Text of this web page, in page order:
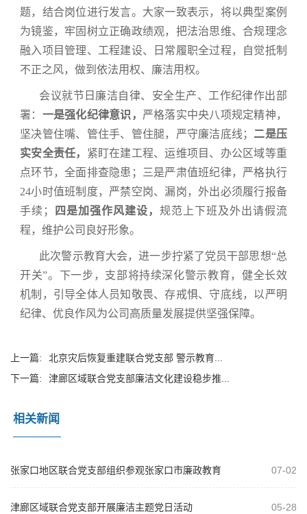
题，结合岗位进行发言。大家一致表示，将以典型案例
为镜鉴，牢固树立正确政绩观，把法治思维、合规理念
融入项目管理、工程建设、日常履职全过程，自觉抵制
不正之风，做到依法用权、廉洁用权。
会议就节日廉洁自律、安全生产、工作纪律作出部
署： 一是强化纪律意识， 严格落实中央八项规定精神，
坚决管住嘴、管住手、管住腿，严守廉洁底线； 二是压
实安全责任， 紧盯在建工程、运维项目、办公区域等重
点环节，全面排查隐患；三是严肃值班纪律，严格执行
24小时值班制度，严禁空岗、漏岗，外出必须履行报备
手续；
四是加强作风建设， 规范上下班及外出请假流
程，维护公司良好形象。
此次警示教育大会，进一步拧紧了党员干部思想“总
开关”。下一步，支部将持续深化警示教育，健全长效
机制，引导全体人员知敬畏、存戒惧、守底线，以严明
纪律、优良作风为公司高质量发展提供坚强保障。
上一篇:
北京灾后恢复重建联合党支部 警示教育...
下一篇:
津廊区域联合党支部廉洁文化建设稳步推...
相关新闻
张家口地区联合党支部组织参观张家口市廉政教育
07-02
津廊区域联合党支部开展廉洁主题党日活动 05-28